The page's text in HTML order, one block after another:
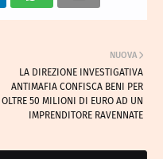
NUOVA
LA DIREZIONE INVESTIGATIVA
ANTIMAFIA CONFISCA BENI PER
OLTRE 50 MILIONI DI EURO AD UN
IMPRENDITORE RAVENNATE